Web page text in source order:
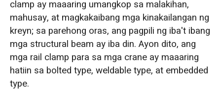
clamp ay maaaring umangkop sa malakihan,
mahusay, at magkakaibang mga kinakailangan ng
kreyn; sa parehong oras, ang pagpili ng iba't ibang
mga structural beam ay iba din. Ayon dito, ang
mga rail clamp para sa mga crane ay maaaring
hatiin sa bolted type, weldable type, at embedded
type.